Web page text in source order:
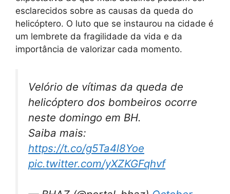
esclarecidos sobre as causas da queda do
helicóptero. O luto que se instaurou na cidade é
um lembrete da fragilidade da vida e da
importância de valorizar cada momento.
Velório de vítimas da queda de
helicóptero dos bombeiros ocorre
neste domingo em BH.
Saiba mais:
https://t.co/g5Ta4l8Yoe
pic.twitter.com/yXZKGFqhvf